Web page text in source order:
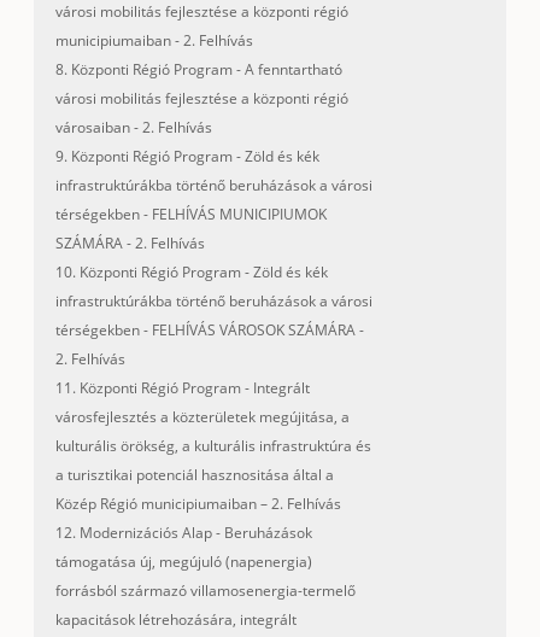
városi mobilitás fejlesztése a központi régió
municipiumaiban - 2. Felhívás
8. Központi Régió Program - A fenntartható
városi mobilitás fejlesztése a központi régió
városaiban - 2. Felhívás
9. Központi Régió Program - Zöld és kék
infrastruktúrákba történő beruházások a városi
térségekben - FELHÍVÁS MUNICIPIUMOK
SZÁMÁRA - 2. Felhívás
10. Központi Régió Program - Zöld és kék
infrastruktúrákba történő beruházások a városi
térségekben - FELHÍVÁS VÁROSOK SZÁMÁRA -
2. Felhívás
11. Központi Régió Program - Integrált
városfejlesztés a közterületek megújitása, a
kulturális örökség, a kulturális infrastruktúra és
a turisztikai potenciál hasznositása által a
Közép Régió municipiumaiban – 2. Felhívás
12. Modernizációs Alap - Beruházások
támogatása új, megújuló (napenergia)
forrásból származó villamosenergia-termelő
kapacitások létrehozására, integrált